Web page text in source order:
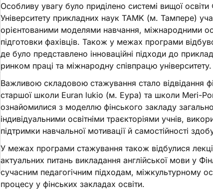
Особливу увагу було приділено системі вищої освіти
Університету прикладних наук TAMK (м. Тампере)
орієнтованими моделями навчання, міжнародними
підготовки фахівців. Також у межах програми
де було представлено інноваційні підходи до
ринком праці та міжнародну співпрацю університету.
Важливою складовою стажування стало відвідання
старшої школи Euran lukio (м. Еура) та школи Meri-
ознайомилися з моделлю фінського закладу
індивідуальними освітніми траєкторіями учнів,
підтримки навчальної мотивації й самостійності
У межах програми стажування також відбулися
актуальних питань викладання англійської мови у
сучасним педагогічним підходам, міжкультурному
процесу у фінських закладах освіти.